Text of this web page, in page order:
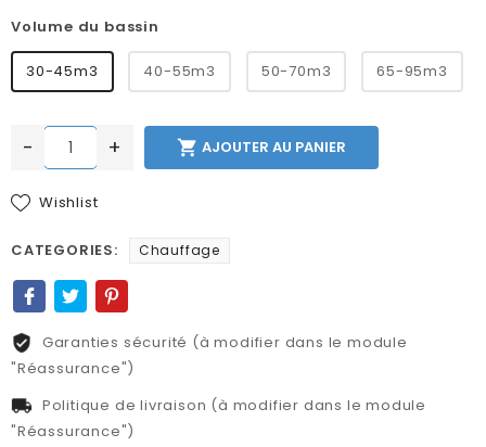
Volume du bassin
30-45m3 40-55m3 50-70m3 65-95m3
- +  AJOUTER AU PANIER
Wishlist
CATEGORIES: Chauffage
Garanties sécurité (à modifier dans le module
"Réassurance")
Politique de livraison (à modifier dans le module
"Réassurance")